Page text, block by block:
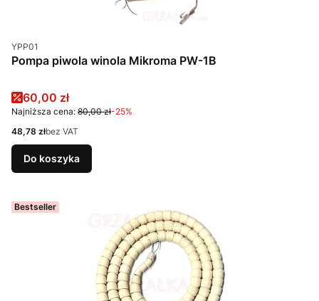
Kod produktu
YPP01
Pompa piwola winola Mikroma PW-1B
Cena promocyjna
60,00 zł
Najniższa cena: 80,00 zł-25%
Cena
48,78 złbez VAT
Do koszyka
Bestseller